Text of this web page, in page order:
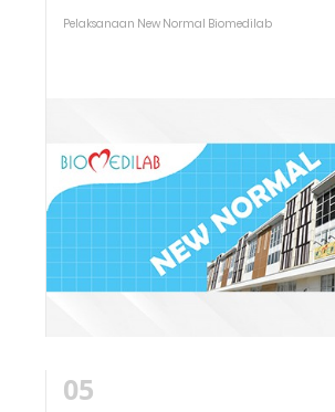
Pelaksanaan New Normal Biomedilab
05